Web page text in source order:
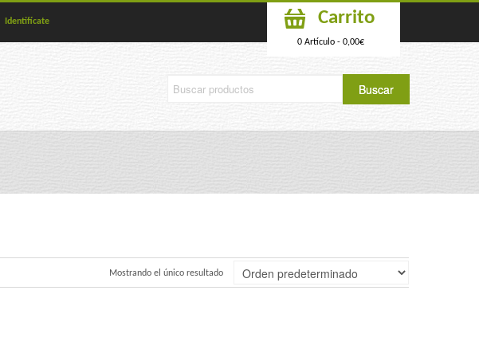
Identifícate Carrito
0 Artículo - 0,00€
Mostrando el único resultado